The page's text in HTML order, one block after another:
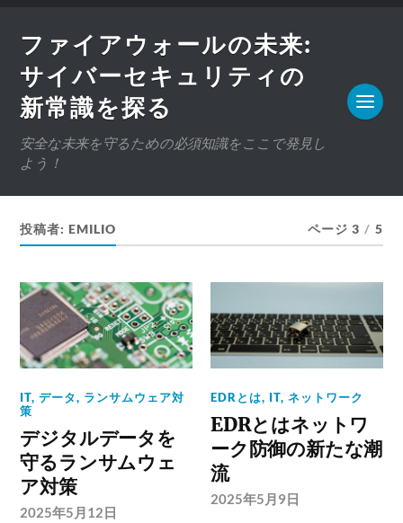
ファイアウォールの未来:
サイバーセキュリティの
新常識を探る
安全な未来を守るための必須知識をここで発見し
よう！
投稿者:EMILIO ページ 3 / 5
IT,データ, ランサムウェア対
策
デジタルデータを
守るランサムウェ
ア対策
2025年5月12日
EDRとは, IT,ネットワーク
EDRとはネットワ
ーク防御の新たな潮
流
2025年5月9日